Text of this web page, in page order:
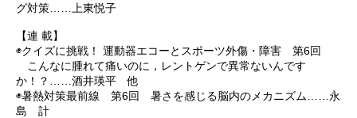
グ対策……上東悦子
【連 載】
◉クイズに挑戦！ 運動器エコーとスポーツ外傷・障害 第6回
こんなに腫れて痛いのに，レントゲンで異常ないんです
か！？……酒井瑛平 他
◉暑熱対策最前線 第6回 暑さを感じる脳内のメカニズム……永
島 計